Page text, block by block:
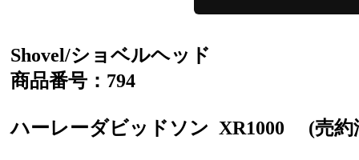
Shovel/ショベルヘッド
商品番号：794
ハーレーダビッドソン XR1000 (売約